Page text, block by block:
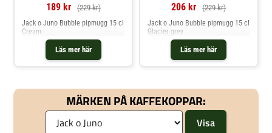
189 kr (229 kr)
Läs mer här
Jack o Juno Bubble pipmugg 15 cl
Cream
206 kr (229 kr)
Läs mer här
Jack o Juno Bubble pipmugg 15 cl
Glacier grey
MÄRKEN PÅ KAFFEKOPPAR: